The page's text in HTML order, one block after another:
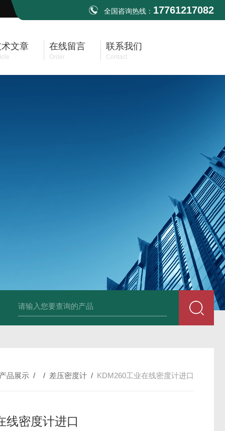
全国咨询热线： 17761217082
文章 在线留言
Order
联系我们
Contact
压力变送器 KDM260音叉密度计 kdm280罗斯蒙特密度计
品展示 / / 差压密度计 / KDM260工业在线密度计进口
线密度计进口